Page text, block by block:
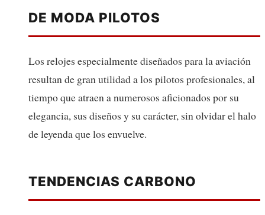
DE MODA PILOTOS
Los relojes especialmente diseñados para la aviación
resultan de gran utilidad a los pilotos profesionales, al
tiempo que atraen a numerosos aficionados por su
elegancia, sus diseños y su carácter, sin olvidar el halo
de leyenda que los envuelve.
TENDENCIAS CARBONO